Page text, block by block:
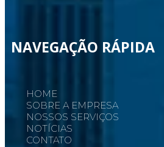
NAVEGAÇÃO RÁPIDA
HOME
SOBRE A EMPRESA
NOSSOS SERVIÇOS
NOTÍCIAS
CONTATO